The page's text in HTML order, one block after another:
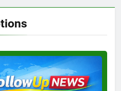
Ad
3